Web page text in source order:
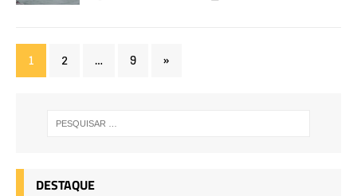
1 2 … 9 »
DESTAQUE